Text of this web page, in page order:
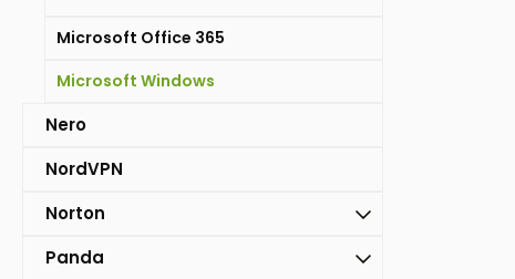
Microsoft Office 365
Microsoft Windows
Nero
NordVPN
Norton
Panda